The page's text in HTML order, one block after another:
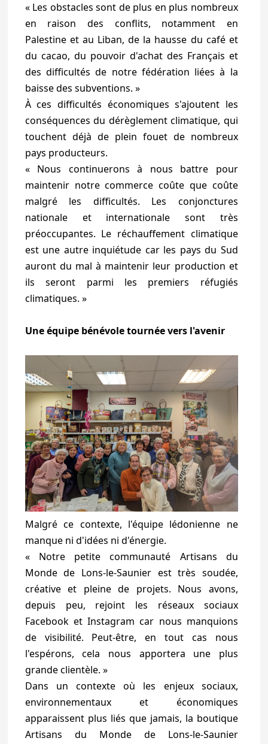
« Les obstacles sont de plus en plus nombreux
en raison des conflits, notamment en
Palestine et au Liban, de la hausse du café et
du cacao, du pouvoir d'achat des Français et
des difficultés de notre fédération liées à la
baisse des subventions. »
À ces difficultés économiques s'ajoutent les
conséquences du dérèglement climatique, qui
touchent déjà de plein fouet de nombreux
pays producteurs.
« Nous continuerons à nous battre pour
maintenir notre commerce coûte que coûte
malgré les difficultés. Les conjonctures
nationale et internationale sont très
préoccupantes. Le réchauffement climatique
est une autre inquiétude car les pays du Sud
auront du mal à maintenir leur production et
ils seront parmi les premiers réfugiés
climatiques. »
Une équipe bénévole tournée vers l'avenir
Malgré ce contexte, l'équipe lédonienne ne
manque ni d'idées ni d'énergie.
« Notre petite communauté Artisans du
Monde de Lons-le-Saunier est très soudée,
créative et pleine de projets. Nous avons,
depuis peu, rejoint les réseaux sociaux
Facebook et Instagram car nous manquions
de visibilité. Peut-être, en tout cas nous
l'espérons, cela nous apportera une plus
grande clientèle. »
Dans un contexte où les enjeux sociaux,
environnementaux et économiques
apparaissent plus liés que jamais, la boutique
Artisans du Monde de Lons-le-Saunier